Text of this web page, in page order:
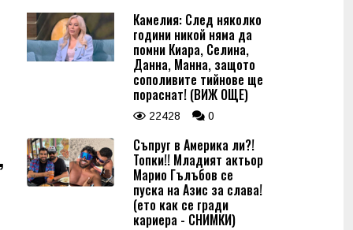
Камелия: След няколко
години никой няма да
помни Киара, Селина,
Данна, Манна, защото
сополивите тийнове ще
пораснат! (ВИЖ ОЩЕ)
22428 0
Съпруг в Америка ли?!
Топки!! Младият актьор
Марио Гълъбов се
пуска на Азис за слава!
(ето как се гради
кариера - СНИМКИ)